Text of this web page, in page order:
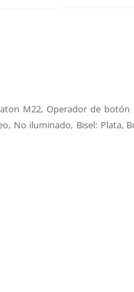
M22, Operador de
No iluminado, Bisel: Plata,